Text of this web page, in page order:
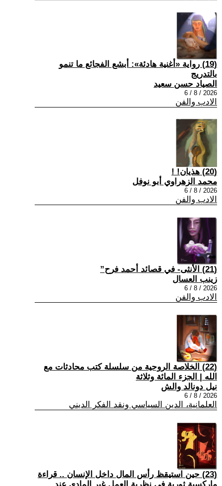
(19) رواية «أغنية هادئة»: أبشع الفجائع ما تنمو
بالتدريج
الصياد حسن سعيد
2026 / 8 / 6
الادب والفن
(20) هذيان! !
محمد الزهراوي أبو نوفل
2026 / 8 / 6
الادب والفن
(21) الأنثى- في قصائد أحمد فرح”
زينب العسال
2026 / 8 / 6
الادب والفن
(22) الخلاصة الروحية من سلسلة كتب محادثات مع
الله | الجزء المائة وثلاثة
نيل دونالد والش
2026 / 8 / 6
العلمانية، الدين السياسي ونقد الفكر الديني
(23) حين استيقظ رأس المال داخل الإنسان .. قراءة